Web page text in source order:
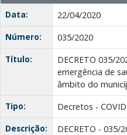
Data:
22/04/2020
Número:
035/2020
Título:
DECRETO 035/
emergência de
âmbito do
Tipo:
Decretos -
Descrição:
DECRETO -